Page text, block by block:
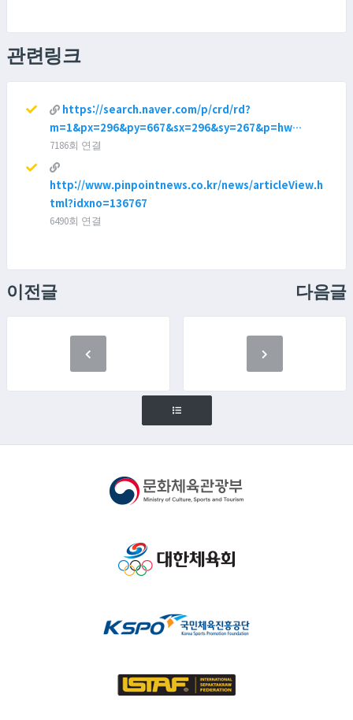
관련링크
https://search.naver.com/p/crd/rd?
m=1&px=296&py=667&sx=296&sy=267&p=hw…
7186회 연결
http://www.pinpointnews.co.kr/news/articleView.h
tml?idxno=136767
6490회 연결
이전글 다음글